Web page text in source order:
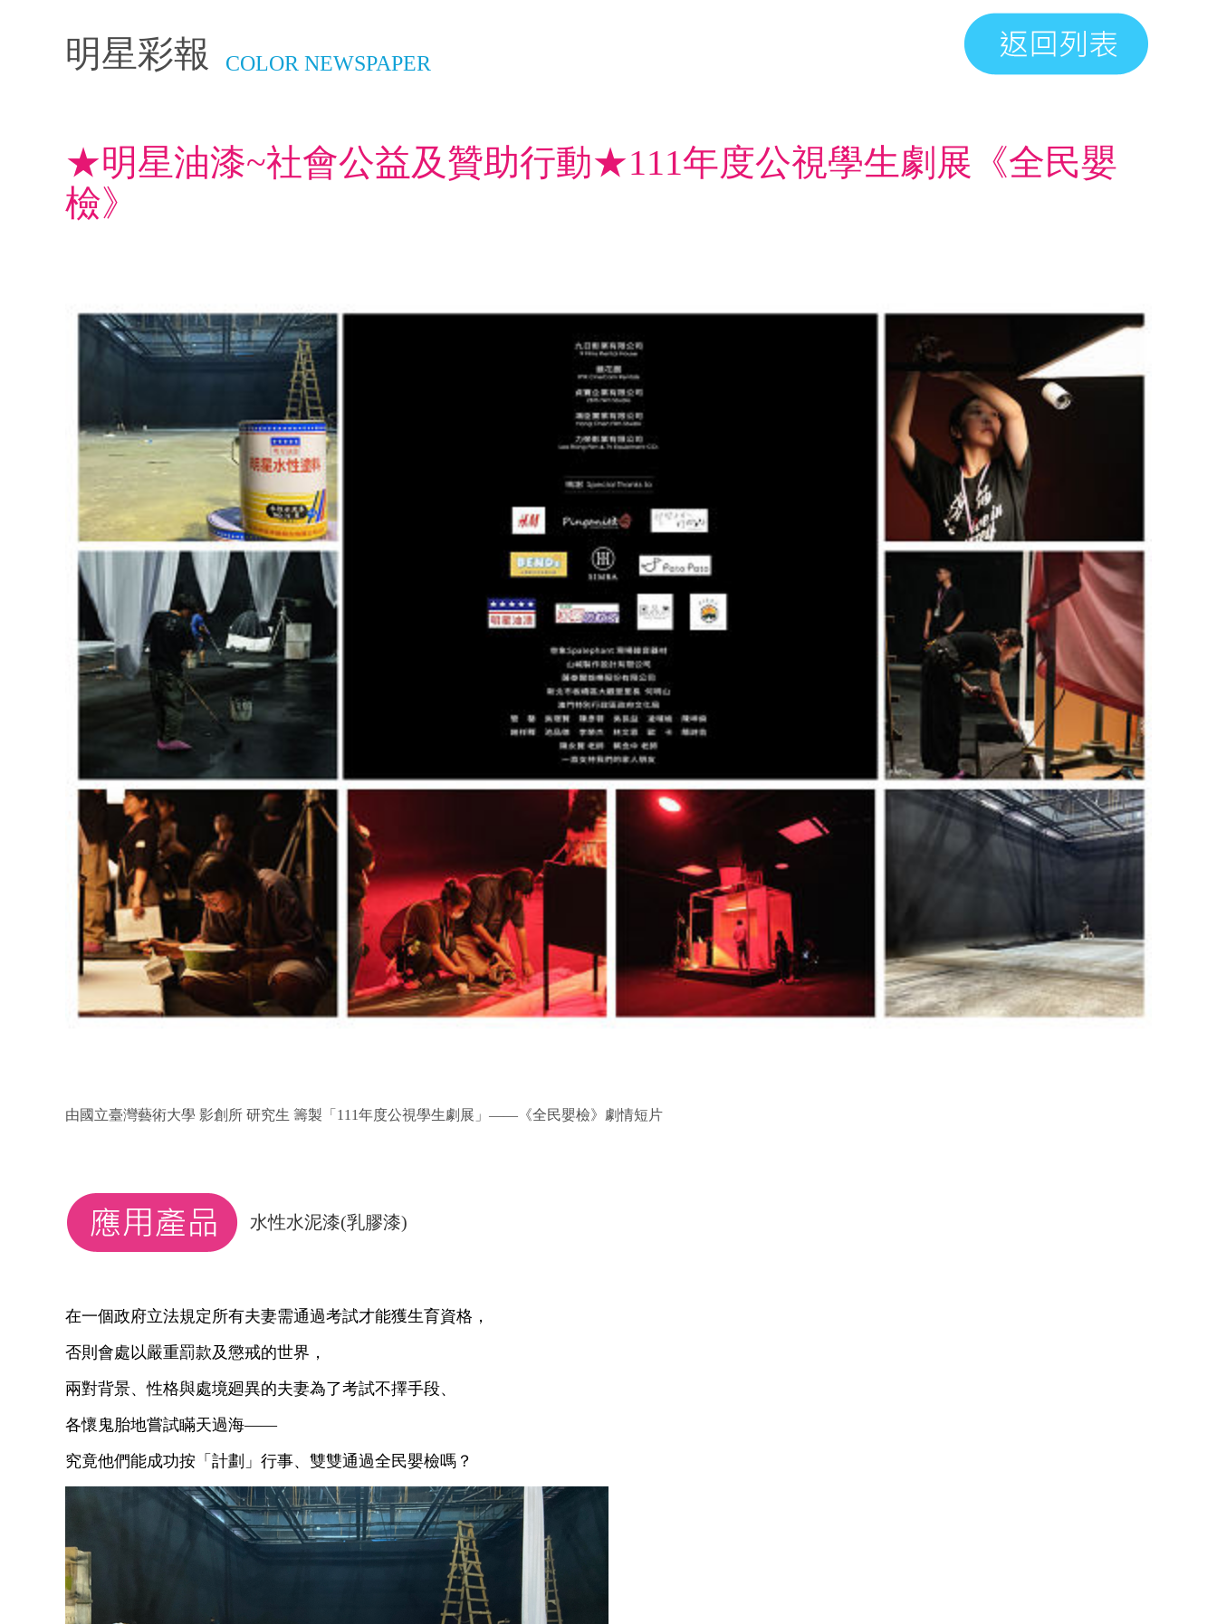
明星彩報 COLOR NEWSPAPER
★明星油漆~社會公益及贊助行動★111年度公視學生劇展《全民嬰
檢》
由國立臺灣藝術大學 影創所 研究生 籌製「111年度公視學生劇展」——《全民嬰檢》劇情短片
水性水泥漆(乳膠漆)
在一個政府立法規定所有夫妻需通過考試才能獲生育資格，
否則會處以嚴重罰款及懲戒的世界，
兩對背景、性格與處境廻異的夫妻為了考試不擇手段、
各懷鬼胎地嘗試瞞天過海——
究竟他們能成功按「計劃」行事、雙雙通過全民嬰檢嗎？